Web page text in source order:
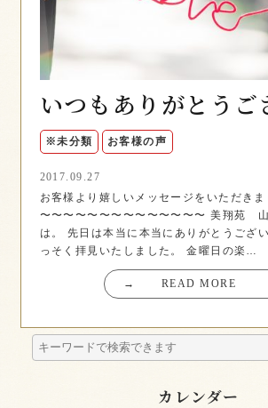
いつもありがとうご
※未分類 お客様の声
2017.09.27
お客様より嬉しいメッセージをいただきま
〜〜〜〜〜〜〜〜〜〜〜〜〜〜 美翔苑
は。 先日は本当に本当にありがとうござ
っそく拝見いたしました。 金曜日の楽…
→ READ MORE
カレンダー